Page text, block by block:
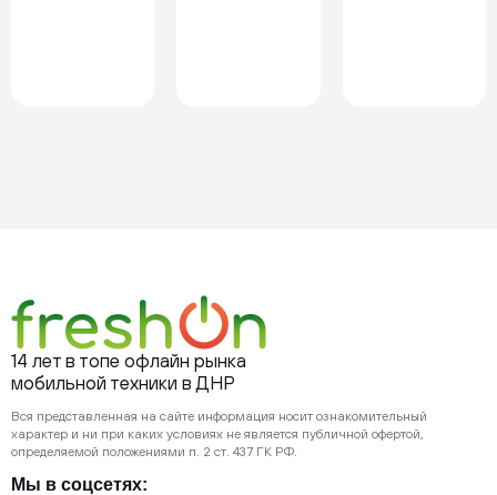
14 лет в топе офлайн рынка
мобильной техники в ДНР
Вся представленная на сайте информация носит ознакомительный
характер и ни при каких условиях не является публичной офертой,
определяемой положениями п. 2 ст. 437 ГК РФ.
Мы в соцсетях: